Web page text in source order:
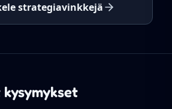
strategiavinkkejä